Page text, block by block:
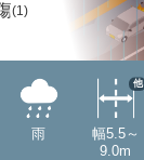
(1)
雨
幅5.5～
9.0m
他